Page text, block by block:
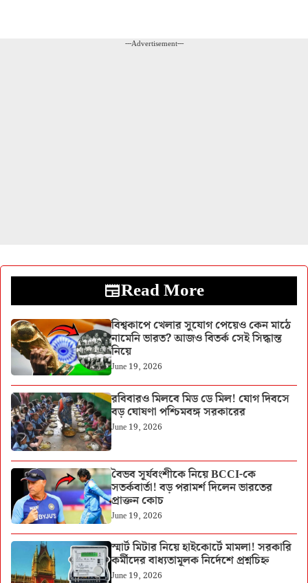
---Advertisement---
Read More
বিশ্বকাপে খেলার সুযোগ পেয়েও কেন মাঠে
নামেনি ভারত? আজও বিতর্ক সেই সিদ্ধান্ত
নিয়ে
June 19, 2026
রবিবারও মিলবে মিড ডে মিল! যোগ দিবসে
বড় ঘোষণা পশ্চিমবঙ্গ সরকারের
June 19, 2026
বৈভব সূর্যবংশীকে নিয়ে BCCI-কে
সতর্কবার্তা! বড় পরামর্শ দিলেন ভারতের
প্রাক্তন কোচ
June 19, 2026
স্মার্ট মিটার নিয়ে হাইকোর্টে মামলা! সরকারি
কর্মীদের বাধ্যতামূলক নির্দেশে প্রশ্নচিহ্ন
June 19, 2026